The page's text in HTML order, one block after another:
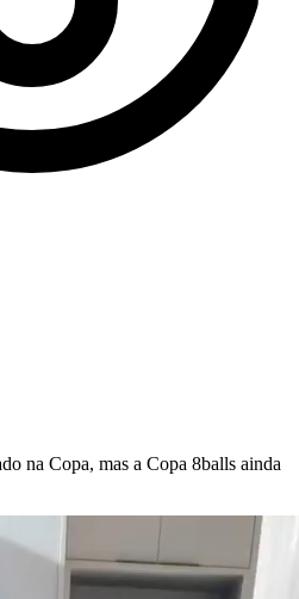
na Copa, mas a Copa 8balls ainda